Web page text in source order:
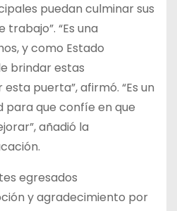
puedan culminar sus
“Es una
y como Estado
brindar estas
puerta”, afirmó. “Es un
para que confíe en que
añadió la
egresados
y agradecimiento por